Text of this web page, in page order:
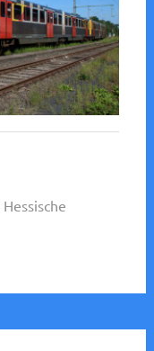
Hessische